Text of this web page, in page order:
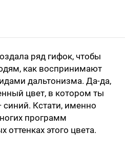
ряд гифок, чтобы
как воспринимают
дальтонизма. Да-да,
цвет, в котором ты
Кстати, именно
программ
этого цвета.